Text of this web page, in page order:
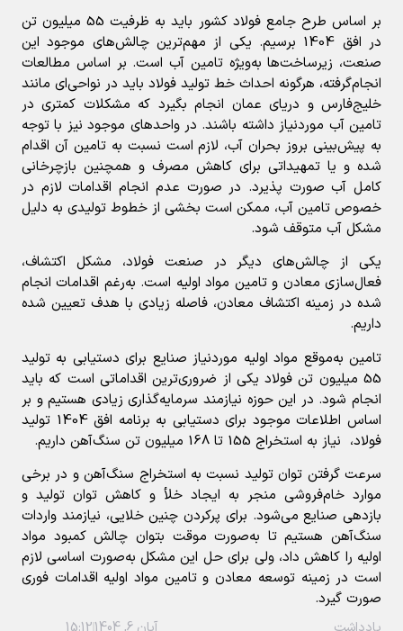
بر اساس طرح جامع فولاد کشور باید به ظرفیت 55 میلیون تن
در افق 1404 برسیم. یکی از مهم‌ترین چالش‌های موجود این
صنعت، زیرساخت‌ها به‌ویژه تامین آب است. بر اساس مطالعات
انجام‌گرفته، هرگونه احداث خط تولید فولاد باید در نواحی‌ای مانند
خلیج‌فارس و دریای عمان انجام بگیرد که مشکلات کمتری در
تامین آب موردنیاز داشته باشند. در واحدهای موجود نیز با توجه
به پیش‌بینی بروز بحران آب، لازم است نسبت به تامین آن اقدام
شده و یا تمهیداتی برای کاهش مصرف و همچنین بازچرخانی
کامل آب صورت پذیرد. در صورت عدم انجام اقدامات لازم در
خصوص تامین آب، ممکن است بخشی از خطوط تولیدی به دلیل
مشکل آب متوقف شود.
یکی از چالش‌های دیگر در صنعت فولاد، مشکل اکتشاف،
فعال‌سازی معادن و تامین مواد اولیه است. به‌رغم اقدامات انجام
شده در زمینه اکتشاف معادن، فاصله زیادی با هدف تعیین شده
داریم.
تامین به‌موقع مواد اولیه موردنیاز صنایع برای دستیابی به تولید
55 میلیون تن فولاد یکی از ضروری‌ترین اقداماتی است که باید
انجام شود. در این حوزه نیازمند سرمایه‌گذاری زیادی هستیم و بر
اساس اطلاعات موجود برای دستیابی به برنامه افق 1404 تولید
فولاد، نیاز به استخراج 155 تا 168 میلیون تن سنگ‌آهن داریم.
سرعت گرفتن توان تولید نسبت به استخراج سنگ‌آهن و در برخی
موارد خام‌فروشی منجر به ایجاد خلأ و کاهش توان تولید و
بازدهی صنایع می‌شود. برای پرکردن چنین خلایی، نیازمند واردات
سنگ‌آهن هستیم تا به‌صورت موقت بتوان چالش کمبود مواد
اولیه را کاهش داد، ولی برای حل این مشکل به‌صورت اساسی لازم
است در زمینه توسعه معادن و تامین مواد اولیه اقدامات فوری
صورت گیرد.